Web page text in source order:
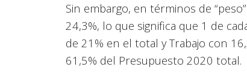
Sin embargo, en términos de
24,3%, lo que significa que 1 de
de 21% en el total y Trabajo con
61,5% del Presupuesto 2020 total.